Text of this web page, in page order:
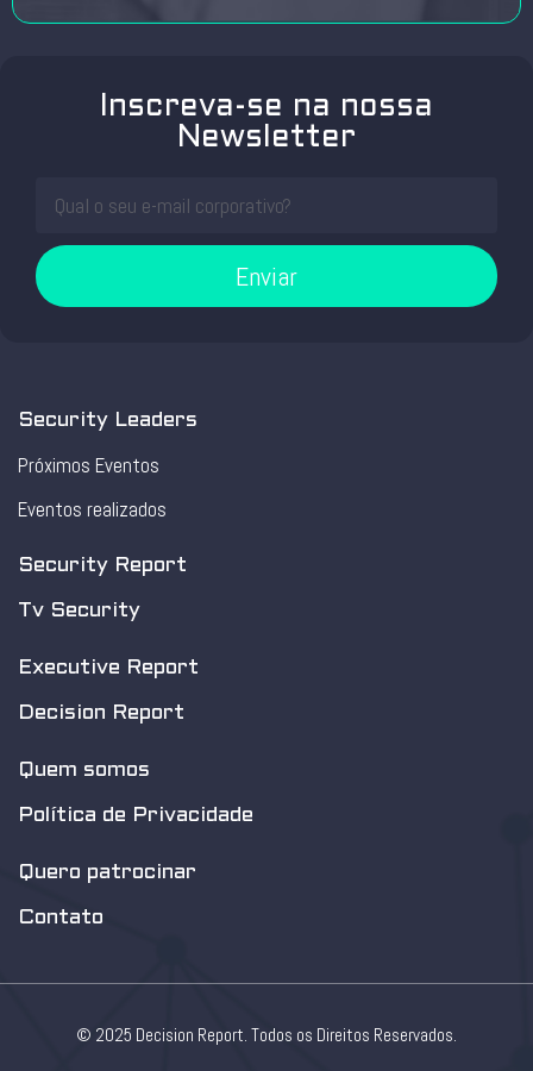
Inscreva-se na nossa
Newsletter
Enviar
Security Leaders
Próximos Eventos
Eventos realizados
Security Report
Tv Security
Executive Report
Decision Report
Quem somos
Política de Privacidade
Quero patrocinar
Contato
© 2025 Decision Report. Todos os Direitos Reservados.